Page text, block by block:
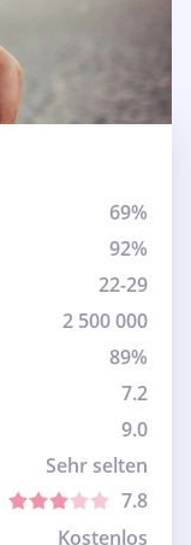
69%
92%
22-29
2 500 000
89%
7.2
9.0
Sehr selten
7.8
Kostenlos